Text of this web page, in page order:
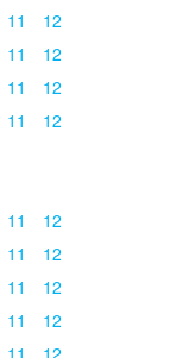
11
12
11
12
11
12
11
12
11
12
11
12
11
12
11
12
11 12